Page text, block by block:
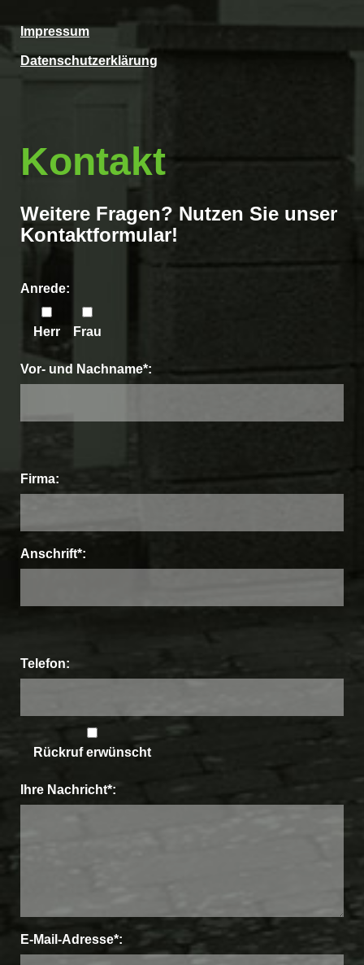
Impressum
Datenschutzerklärung
Kontakt
Weitere Fragen? Nutzen Sie unser
Kontaktformular!
Anrede:
Herr Frau
Vor- und Nachname*:
dieses
Feld
Firma:
Anschrift*:
dieses
Telefon:
Rückruf erwünscht
Ihre Nachricht*:
E-Mail-Adresse*: